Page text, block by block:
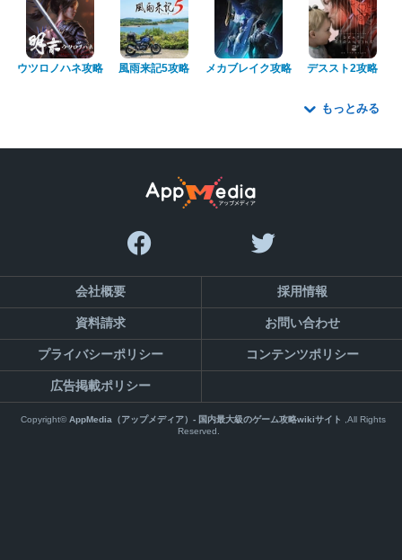
ウツロノハネ攻略 風雨来記5攻略 メカブレイク攻略 デススト2攻略
もっとみる
会社概要 採用情報
資料請求 お問い合わせ
プライバシーポリシー コンテンツポリシー
広告掲載ポリシー
Copyright©AppMedia（アップメディア）- 国内最大級のゲーム攻略wikiサイト ,All Rights
Reserved.